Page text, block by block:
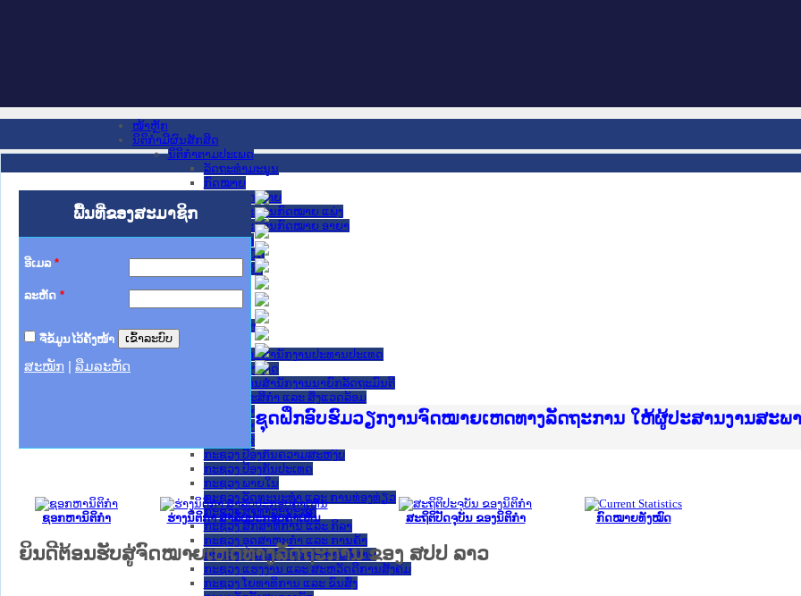
ໜ້າຫຼັກ
ນິຕິກໍາມີຜົນສັກສິດ
ນິຕິກໍາຕາມປະເພດ
ລັດຖະທໍາມະນູນ
ກົດໝາຍ
ກົດໝາຍ
ປະມວນກົດໝາຍ ແພ່ງ
ປະມວນກົດໝາຍ ອາຍາ
ມະຕິຕົກລົງ
ລັດຖະບັນຍັດ
ລັດຖະດໍາລັດ
ຂໍ້ຕົກລົງ
ຄໍາແນະນໍາ
ນິຕິກໍາຂັ້ນສູນກາງ
ຫ້ອງວ່າການສໍານັກງານປະທານປະເທດ
ສະພາແຫ່ງຊາດ
ຫ້ອງວ່າການສຳນັກງານນາຍົກລັດຖະມົນຕີ
ກະຊວງ ກະສິກຳ ແລະ ສິ່ງແວດລ້ອມ
ກະຊວງ ການຕ່າງປະເທດ
ກະຊວງ ການເງິນ
ກະຊວງ ຍຸຕິທໍາ
ກະຊວງ ປ້ອງກັນຄວາມສະຫງົບ
ກະຊວງ ປ້ອງກັນປະເທດ
ກະຊວງ ພາຍໃນ
ກະຊວງ ວັດທະນະທຳ ແລະ ການທ່ອງທ່ຽວ
ກະຊວງ ສາທາລະນະສຸກ
ກະຊວງ ສຶກສາທິການ ແລະ ກິລາ
ກະຊວງ ອຸດສາຫະກຳ ແລະ ການຄ້າ
ກະຊວງ ເຕັກໂນໂລຊີ ແລະ ການສື່ສານ
ກະຊວງ ແຮງງານ ແລະ ສະຫວັດດີການສັງຄົມ
ກະຊວງ ໂຍທາທິການ ແລະ ຂົນສົ່ງ
ພື້ນທີ່ຂອງສະມາຊິກ
ອີເມລ *
ລະຫັດ *
ຈື່ຂໍ້ມູນໄວ້ຄັ້ງໜ້າ
ສະໝັກ ລືມລະຫັດ
Ministry of Justice Lao PDR
ເຜີຍແຜ່ວັບໄຊຈົດໝາຍເຫດທາງລັດຖະການ ແລະ ແອັບກົດໝາຍລາວ ທີ່ ສະ
ກະຊວງຍຸຕິທຳ
ຊຸດຝຶກອົບຮົມວຽກງານຈົດໝາຍເຫດທາງລັດຖະການ ໃຫ້ຜູ້ປະສານງານສະພ
ກອງປະຊຸມທົບທວນຄືນການຈັດຕັ້ງປະຕິບັດວຽກງານຈົດໝາຍເຫດທາງລັດຖະ
ຝຶກອົບຮົມ ຜູ່ປະສານງານວຽກງານຈົດໝາຍເຫດທາງລັດຖະການ ສຳລັບ ພາກ
ຝຶກອົບຮົມ ຜູ່ປະສານງານວຽກງານຈົດໝາຍເຫດທາງລັດຖະການ ສຳລັບ ພາກ
ເຜີຍແຜ່ແອັບກົດໝາຍລາວ ແລະ ເວັບໄຊຈົດໝາຍເຫດທາງລັດຖະການ ທີ່ ວິ
ເຜີຍແຜ່ແອັບກົດໝາຍລາວ ແລະ ເວັບໄຊຈົດໝາຍເຫດທາງລັດຖະການ ທີ່ ວິ
ຍົກລະດັບວຽກງານຈົດໝາຍເຫດທາງລັດຖະການໃຫ້ຜູ້ປະສານງານຂັ້ນແຂວງ
ຊຸດຝຶກອົບຮົມວຽກງານຈົດໝາຍເຫດທາງລັດຖະການ ໃຫ້ຜູ້ປະສານງານສະພ
ຊອກຫານິຕິກໍາ ຮ່າງນິຕິກໍາ ສໍາລັບປະກອບຄໍາເຫັນ ສະຖິຕິປັດຈຸບັນ ຂອງນິຕິກໍາ ກົດໝາຍທັງໝົດ
ຍິນດີຕ້ອນຮັບສູ່ຈົດໝາຍເຫດທາງລັດຖະການ ຂອງ ສປປ ລາວ